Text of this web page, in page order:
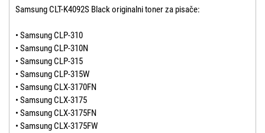
Samsung CLT-K4092S Black originalni toner za pisače:
• Samsung CLP-310
• Samsung CLP-310N
• Samsung CLP-315
• Samsung CLP-315W
• Samsung CLX-3170FN
• Samsung CLX-3175
• Samsung CLX-3175FN
• Samsung CLX-3175FW